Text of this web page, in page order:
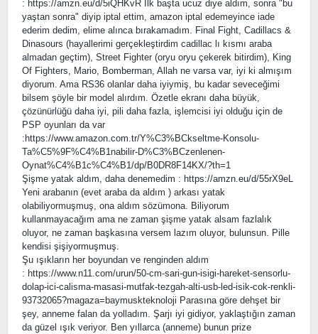
: https://amzn.eu/d/5iQHKvR İlk başta ucuz diye aldım, sonra "bu
yaştan sonra" diyip iptal ettim, amazon iptal edemeyince iade
ederim dedim, elime alınca bırakamadım. Final Fight, Cadillacs &
Dinasours (hayallerimi gerçekleştirdim cadillac lı kısmı araba
almadan geçtim), Street Fighter (oryu oryu çekerek bitirdim), King
Of Fighters, Mario, Bomberman, Allah ne varsa var, iyi ki almışım
diyorum. Ama RS36 olanlar daha iyiymiş, bu kadar seveceğimi
bilsem şöyle bir model alırdım. Özetle ekranı daha büyük,
çözünürlüğü daha iyi, pili daha fazla, işlemcisi iyi olduğu için de
PSP oyunları da var
:https://www.amazon.com.tr/Y%C3%BCkseltme-Konsolu-
Ta%C5%9F%C4%B1nabilir-D%C3%BCzenlenen-
Oynat%C4%B1c%C4%B1/dp/B0DR8F14KX/?th=1
Şişme yatak aldım, daha denemedim : https://amzn.eu/d/55rX9eL
Yeni arabanın (evet araba da aldım ) arkası yatak
olabiliyormuşmuş, ona aldım sözümona. Biliyorum
kullanmayacağım ama ne zaman şişme yatak alsam fazlalık
oluyor, ne zaman başkasına versem lazım oluyor, bulunsun. Pille
kendisi şişiyormuşmuş.
Şu ışıkların her boyundan ve renginden aldım
: https://www.n11.com/urun/50-cm-sari-gun-isigi-hareket-sensorlu-
dolap-ici-calisma-masasi-mutfak-tezgah-alti-usb-led-isik-cok-renkli-
93732065?magaza=baymuskteknoloji Parasına göre dehşet bir
şey, anneme falan da yolladım. Şarjı iyi gidiyor, yaklaştığın zaman
da güzel ışık veriyor. Ben yıllarca (anneme) bunun prize